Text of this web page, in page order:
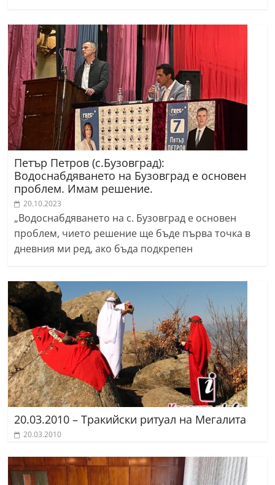
Петър Петров (с.Бузовград):
Водоснабдяването на Бузовград е основен
проблем. Имам решение.
20.10.2023
„Водоснабдяването на с. Бузовград е основен
проблем, чието решение ще бъде първа точка в
дневния ми ред, ако бъда подкрепен
20.03.2010 – Tракийски ритуал на Мегалита
20.03.2010